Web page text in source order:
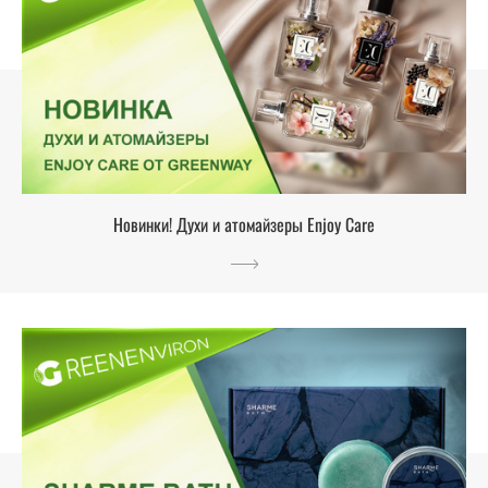
Новинки! Духи и атомайзеры Enjoy Care